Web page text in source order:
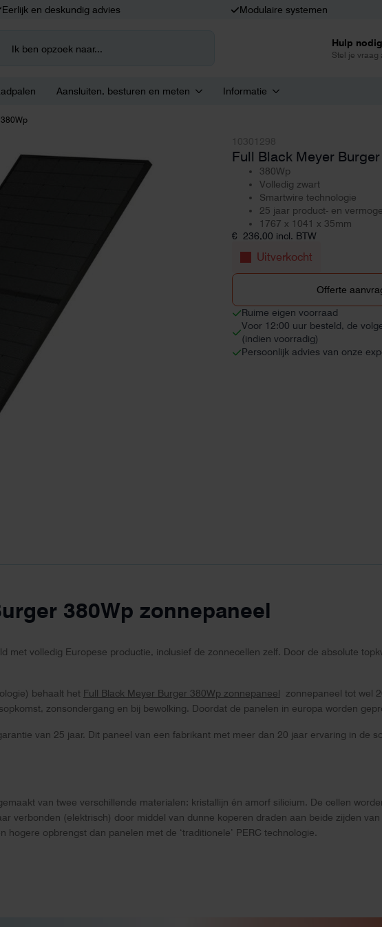
Eerlijk en deskundig advies Modulaire systemen
Hulp
Stel je vraag
Aansluiten, besturen en meten Informatie
Full Black Meyer
380Wp
Volledig zwart
Smartwire technologie
25 jaar product- en
1767 x 1041 x 35mm
€ 236,00 incl. BTW
Uitverkocht
Offerte
Ruime eigen voorraad
Voor 12:00 uur besteld, de
(indien voorradig)
Persoonlijk advies van onze
380Wp zonnepaneel
met volledig Europese productie, inclusief de zonnecellen zelf. Door de absolute
behaalt het Full Black Meyer Burger 380Wp zonnepaneel zonnepaneel tot wel
zonsondergang en bij bewolking. Doordat de panelen in europa worden
van 25 jaar. Dit paneel van een fabrikant met meer dan 20 jaar ervaring in de
van twee verschillende materialen: kristallijn én amorf silicium. De cellen
verbonden (elektrisch) door middel van dunne koperen draden aan beide zijden
opbrengst dan panelen met de ‘traditionele’ PERC technologie.